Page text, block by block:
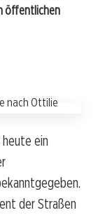
öffentlichen
ein
der Straßen